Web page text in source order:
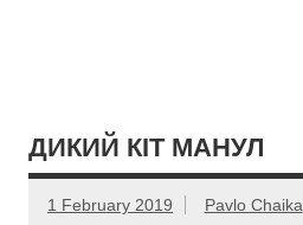
ДИКИЙ КІТ МАНУЛ
1 February 2019 Pavlo Chaika